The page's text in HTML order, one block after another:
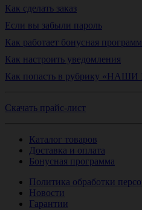
Как сделать заказ
Если вы забыли пароль
Как работает бонусная
Как настроить уведомления
Как попасть в рубрику
Скачать прайс-лист
Каталог товаров
Доставка и оплата
Бонусная программа
Политика обработки
Новости
Гарантии